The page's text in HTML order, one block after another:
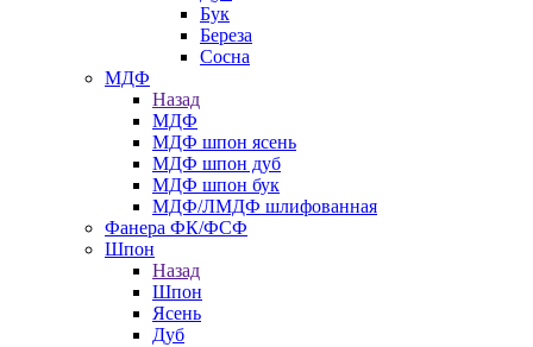
Бук
Береза
Сосна
МДФ
Назад
МДФ
МДФ шпон ясень
МДФ шпон дуб
МДФ шпон бук
МДФ/ЛМДФ шлифованная
Фанера ФК/ФСФ
Шпон
Назад
Шпон
Ясень
Дуб